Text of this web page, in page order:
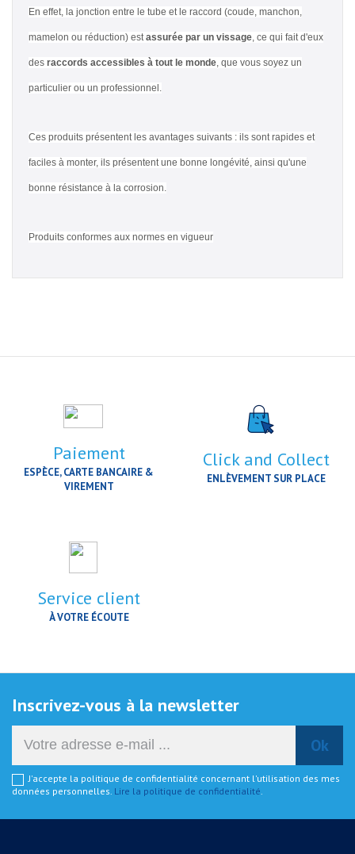
En effet, la jonction entre le tube et le raccord (coude, manchon,
mamelon ou réduction) estassurée par un vissage, ce qui fait d'eux
des raccords accessibles à tout le monde, que vous soyez un
particulier ou un professionnel.
Ces produits présentent les avantages suivants : ils sont rapides et
faciles à monter, ils présentent une bonne longévité, ainsi qu'une
bonne résistance à la corrosion.
Produits conformes aux normes en vigueur
Paiement
ESPÈCE, CARTE BANCAIRE &
VIREMENT
Click and Collect
ENLÈVEMENT SUR PLACE
Service client
À VOTRE ÉCOUTE
Inscrivez-vous à la newsletter
J'accepte la politique de confidentialité concernant l'utilisation des mes
données personnelles. Lire la politique de confidentialité